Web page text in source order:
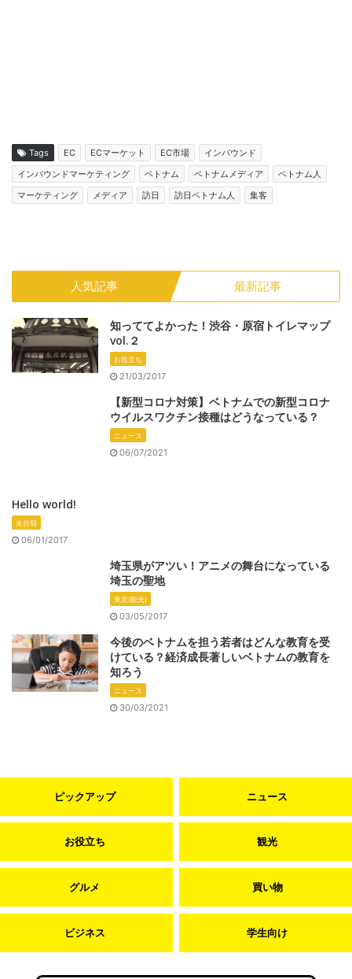
Tags EC ECマーケット EC市場
インバウンド
インバウンドマーケティング
ベトナム ベトナムメディア
ベトナム人
マーケティング
メディア 訪日 訪日ベトナム人 集客
人気記事 最新記事
知っててよかった！渋谷・原宿トイレマップ
vol.２
お役立ち
21/03/2017
【新型コロナ対策】ベトナムでの新型コロナ
ウイルスワクチン接種はどうなっている？
ニュース
06/07/2021
Hello world!
未分類
06/01/2017
埼玉県がアツい！アニメの舞台になっている
埼玉の聖地
東京(観光)
03/05/2017
今後のベトナムを担う若者はどんな教育を受
けている？経済成長著しいベトナムの教育を
知ろう
ニュース
30/03/2021
ピックアップ ニュース
お役立ち 観光
グルメ 買い物
ビジネス 学生向け